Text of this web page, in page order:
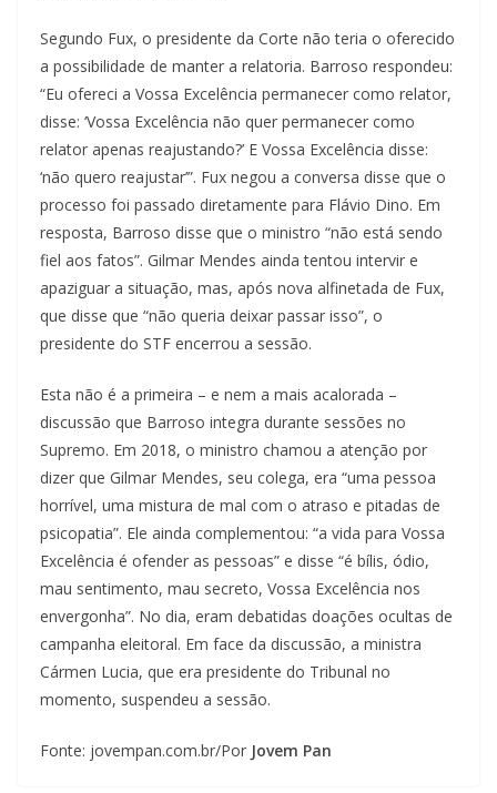
Segundo Fux, o presidente da Corte não teria o oferecido
a possibilidade de manter a relatoria. Barroso respondeu:
“Eu ofereci a Vossa Excelência permanecer como relator,
disse: ‘Vossa Excelência não quer permanecer como
relator apenas reajustando?’ E Vossa Excelência disse:
‘não quero reajustar’”. Fux negou a conversa disse que o
processo foi passado diretamente para Flávio Dino. Em
resposta, Barroso disse que o ministro “não está sendo
fiel aos fatos”. Gilmar Mendes ainda tentou intervir e
apaziguar a situação, mas, após nova alfinetada de Fux,
que disse que “não queria deixar passar isso”, o
presidente do STF encerrou a sessão.
Esta não é a primeira – e nem a mais acalorada –
discussão que Barroso integra durante sessões no
Supremo. Em 2018, o ministro chamou a atenção por
dizer que Gilmar Mendes, seu colega, era “uma pessoa
horrível, uma mistura de mal com o atraso e pitadas de
psicopatia”. Ele ainda complementou: “a vida para Vossa
Excelência é ofender as pessoas” e disse “é bílis, ódio,
mau sentimento, mau secreto, Vossa Excelência nos
envergonha”. No dia, eram debatidas doações ocultas de
campanha eleitoral. Em face da discussão, a ministra
Cármen Lucia, que era presidente do Tribunal no
momento, suspendeu a sessão.
Fonte: jovempan.com.br/Por Jovem Pan